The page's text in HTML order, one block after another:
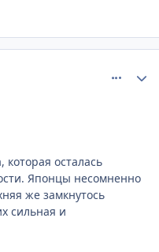
осталась
Японцы несомненно
же замкнутось
сильная и